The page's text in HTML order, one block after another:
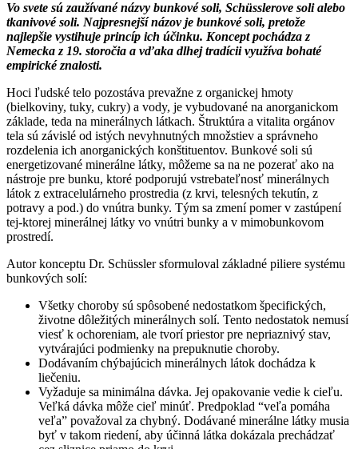
Vo svete sú zaužívané názvy bunkové soli, Schüsslerove soli alebo
tkanivové soli. Najpresnejší názov je bunkové soli, pretože
najlepšie vystihuje princíp ich účinku. Koncept pochádza z
Nemecka z 19. storočia a vďaka dlhej tradícii využíva bohaté
empirické znalosti.
Hoci ľudské telo pozostáva prevažne z organickej hmoty
(bielkoviny, tuky, cukry) a vody, je vybudované na anorganickom
základe, teda na minerálnych látkach. Štruktúra a vitalita orgánov
tela sú závislé od istých nevyhnutných množstiev a správneho
rozdelenia ich anorganických konštituentov. Bunkové soli sú
energetizované minerálne látky, môžeme sa na ne pozerať ako na
nástroje pre bunku, ktoré podporujú vstrebateľnosť minerálnych
látok z extracelulárneho prostredia (z krvi, telesných tekutín, z
potravy a pod.) do vnútra bunky. Tým sa zmení pomer v zastúpení
tej-ktorej minerálnej látky vo vnútri bunky a v mimobunkovom
prostredí.
Autor konceptu Dr. Schüssler sformuloval základné piliere systému
bunkových solí:
Všetky choroby sú spôsobené nedostatkom špecifických,
životne dôležitých minerálnych solí. Tento nedostatok nemusí
viesť k ochoreniam, ale tvorí priestor pre nepriaznivý stav,
vytvárajúci podmienky na prepuknutie choroby.
Dodávaním chýbajúcich minerálnych látok dochádza k
liečeniu.
Vyžaduje sa minimálna dávka. Jej opakovanie vedie k cieľu.
Veľká dávka môže cieľ minúť. Predpoklad “veľa pomáha
veľa” považoval za chybný. Dodávané minerálne látky musia
byť v takom riedení, aby účinná látka dokázala prechádzať